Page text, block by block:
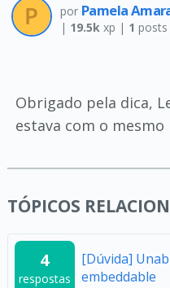
por Pamela
| 19.5kxp | 1 posts
Obrigado pela dica,
estava com o mesmo
TÓPICOS
4
respostas
[Dúvida]
embeddable